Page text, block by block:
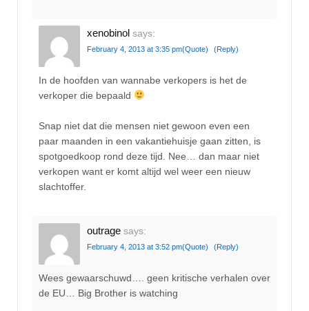
xenobinol says:
February 4, 2013 at 3:35 pm(Quote) (Reply)
In de hoofden van wannabe verkopers is het de
verkoper die bepaald
Snap niet dat die mensen niet gewoon even een
paar maanden in een vakantiehuisje gaan zitten, is
spotgoedkoop rond deze tijd. Nee… dan maar niet
verkopen want er komt altijd wel weer een nieuw
slachtoffer.
outrage says:
February 4, 2013 at 3:52 pm(Quote) (Reply)
Wees gewaarschuwd…. geen kritische verhalen over
de EU… Big Brother is watching